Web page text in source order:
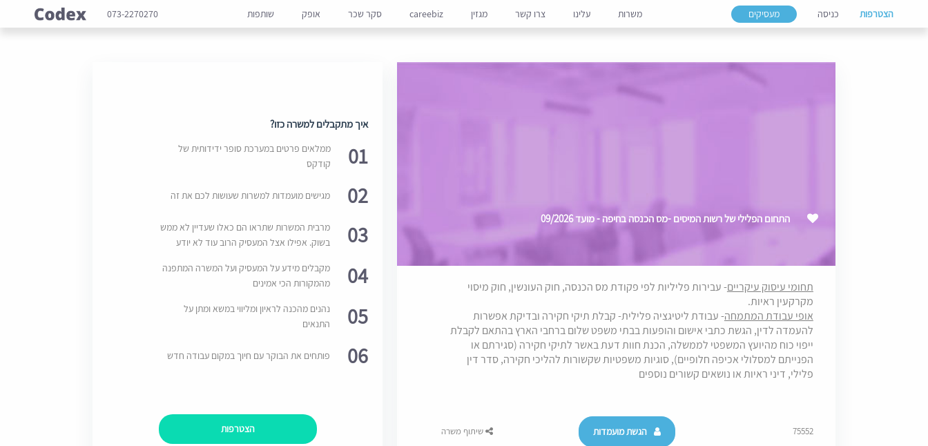
הצטרפות כניסה מעסיקים משרות עלינו צרו קשר מגזין careebiz סקר שכר אופק שותפות 073-2270270
התחום הפלילי של רשות המיסים -מס הכנסה בחיפה - מועד 09/2026
תחומי עיסוק עיקריים- עבירות פליליות לפי פקודת מס הכנסה, חוק העונשין, חוק מיסוי
מקרקעין ראיות.
אופי עבודת המתמחה- עבודת ליטיגציה פלילית- קבלת תיקי חקירה ובדיקת אפשרות
להעמדה לדין, הגשת כתבי אישום והופעות בבתי משפט שלום ברחבי הארץ בהתאם לקבלת
ייפוי כוח מהיועץ המשפטי לממשלה, הכנת חוות דעת באשר לתיקי חקירה (סגירתם או
הפנייתם למסלולי אכיפה חלופיים), סוגיות משפטיות שקשורות להליכי חקירה, סדר דין
פלילי, דיני ראיות או נושאים קשורים נוספים
75552 הגשת מועמדות שיתוף משרה
איך מתקבלים למשרה כזו?
01
ממלאים פרטים במערכת סופר ידידותית של
קודקס
02 מגישים מועמדות למשרות שעושות לכם את זה
03
מרבית המשרות שתראו הם כאלו שעדיין לא ממש
בשוק. אפילו אצל המעסיק הרוב עוד לא יודע
04
מקבלים מידע על המעסיק ועל המשרה המתפנה
מהמקורות הכי אמינים
05
נהנים מהכנה לראיון ומליווי במשא ומתן על
התנאים
06 פותחים את הבוקר עם חיוך במקום עבודה חדש
הצטרפות